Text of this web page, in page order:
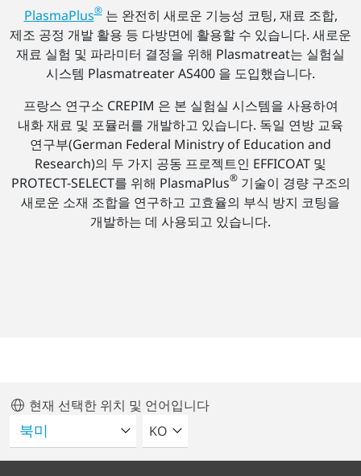
PlasmaPlus®는 완전히 새로운 기능성 코팅, 재료 조합,
제조 공정 개발 활용 등 다방면에 활용할 수 있습니다. 새로운
재료 실험 및 파라미터 결정을 위해 Plasmatreat는 실험실
시스템 Plasmatreater AS400 을 도입했습니다.
프랑스 연구소 CREPIM 은 본 실험실 시스템을 사용하여
내화 재료 및 포뮬러를 개발하고 있습니다. 독일 연방 교육
연구부(German Federal Ministry of Education and
Research)의 두 가지 공동 프로젝트인 EFFICOAT 및
PROTECT-SELECT를 위해 PlasmaPlus®기술이 경량 구조의
새로운 소재 조합을 연구하고 고효율의 부식 방지 코팅을
개발하는 데 사용되고 있습니다.
현재 선택한 위치 및 언어입니다
언어를 선택해주세요
KO